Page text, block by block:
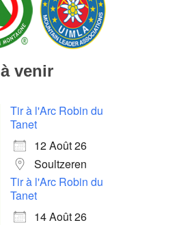
venir
Tir à l'Arc Robin du
Tanet
12 Août 26
Soultzeren
Tir à l'Arc Robin du
Tanet
14 Août 26